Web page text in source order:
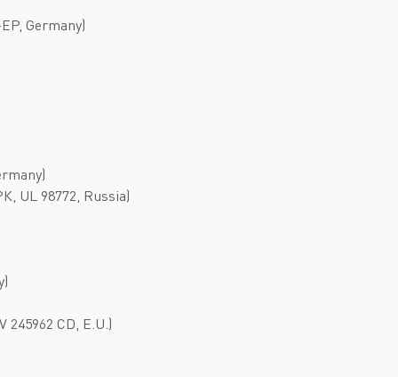
Germany)
UL 98772, Russia)
CD, E.U.)